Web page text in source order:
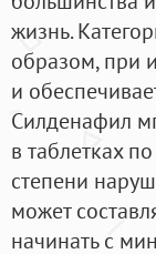
жизнь.
образом, при
и
Силденафил
в таблетках
степени
может
начинать с